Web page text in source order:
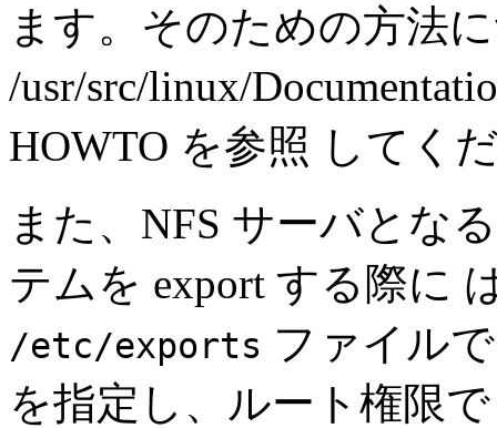
ます。そのための方法
/usr/src/linux/
HOWTO を参照 してく
また、NFS サーバとな
テムを export する際に
/etc/exports ファイル
を指定し、ルート権限